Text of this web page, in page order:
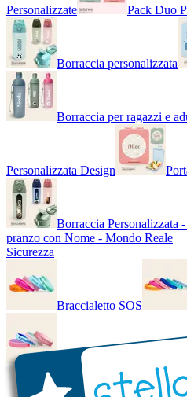
Personalizzate Pack Duo
Borraccia personalizzata
Borraccia per ragazzi e
Personalizzata Design
Borraccia Personalizzata
pranzo con Nome - Mondo Reale
Sicurezza
Braccialetto SOS
Braccialetto SOS -